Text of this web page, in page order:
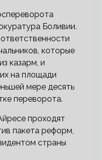
Боливии.
которые
казарм, и
на площади
мере десять
переворота.
проходят
пакета реформ,
страны